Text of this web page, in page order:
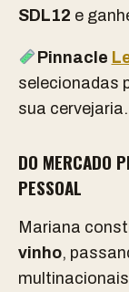
SDL12 e
Pinnacle
selecionadas
sua cervejaria.
DO MERCADO
PESSOAL
Mariana
vinho,